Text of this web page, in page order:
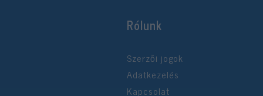
Rólunk
Szerzői jogok
Adatkezelés
Kapcsolat